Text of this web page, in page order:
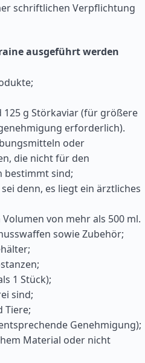
schriftlichen Verpflichtung
ausgeführt werden
125 g Störkaviar (für größere
erforderlich).
oder
die nicht für den
bestimmt sind;
denn, es liegt ein ärztliches
von mehr als 500 ml.
sowie Zubehör;
1 Stück);
sind;
Tiere;
Genehmigung);
Material oder nicht